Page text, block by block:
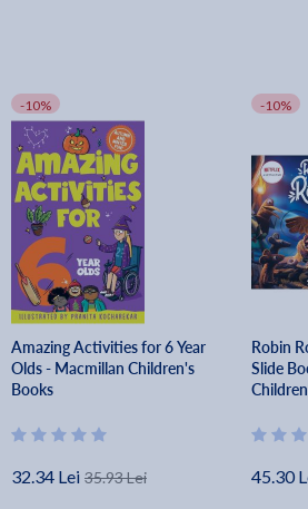
-10%
Amazing Activities for 6 Year
Olds - Macmillan Children's
Books
32.34 Lei 35.93 Lei
-10%
Robin
Slide
45.30